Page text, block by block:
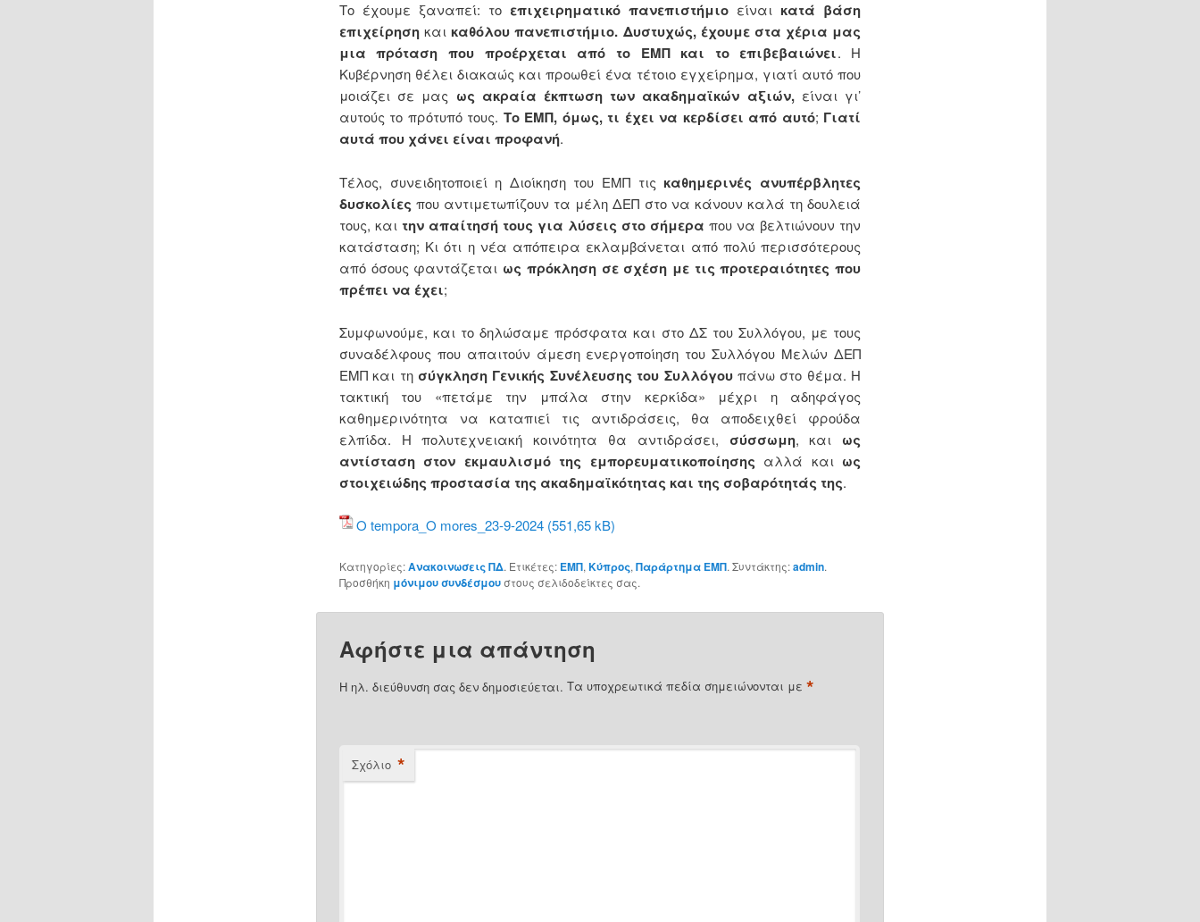
Το έχουμε ξαναπεί: το επιχειρηματικό πανεπιστήμιο είναικατά βάση
επιχείρησηκαικαθόλου πανεπιστήμιο. Δυστυχώς, έχουμε στα χέρια μας
μια πρόταση που προέρχεται από το ΕΜΠ και το επιβεβαιώνει. Η
Κυβέρνηση θέλει διακαώς και προωθεί ένα τέτοιο εγχείρημα, γιατί αυτό που
μοιάζει σε μας ως ακραία έκπτωση των ακαδημαϊκών αξιών, είναι γι’
αυτούς το πρότυπό τους. Το ΕΜΠ, όμως, τι έχει να κερδίσει από αυτό; Γιατί
αυτά που χάνει είναι προφανή.
Τέλος, συνειδητοποιεί η Διοίκηση του ΕΜΠ τιςκαθημερινές ανυπέρβλητες
δυσκολίες που αντιμετωπίζουν τα μέλη ΔΕΠ στο να κάνουν καλά τη δουλειά
τους, και την απαίτησή τους για λύσεις στο σήμεραπου να βελτιώνουν την
κατάσταση; Κι ότι η νέα απόπειρα εκλαμβάνεται από πολύ περισσότερους
από όσους φαντάζεται ως πρόκληση σε σχέση με τις προτεραιότητες που
πρέπει να έχει;
Συμφωνούμε, και το δηλώσαμε πρόσφατα και στο ΔΣ του Συλλόγου, με τους
συναδέλφους που απαιτούν άμεση ενεργοποίηση του Συλλόγου Μελών ΔΕΠ
ΕΜΠ και τη σύγκληση Γενικής Συνέλευσης του Συλλόγου πάνω στο θέμα. Η
τακτική του «πετάμε την μπάλα στην κερκίδα» μέχρι η αδηφάγος
καθημερινότητα να καταπιεί τις αντιδράσεις, θα αποδειχθεί φρούδα
ελπίδα. Η πολυτεχνειακή κοινότητα θα αντιδράσει, σύσσωμη, και ως
αντίσταση στον εκμαυλισμό της εμπορευματικοποίησης αλλά και ως
στοιχειώδης προστασία της ακαδημαϊκότητας και της σοβαρότητάς της.
O tempora_O mores_23-9-2024
Κατηγορίες:Ανακοινωσεις ΠΔ. Ετικέτες: ΕΜΠ, Κύπρος, Παράρτημα ΕΜΠ. Συντάκτης:admin.
Προσθήκη μόνιμου συνδέσμουστους σελιδοδείκτες σας.
Αφήστε μια απάντηση
Η ηλ. διεύθυνση σας δεν δημοσιεύεται. Τα υποχρεωτικά πεδία σημειώνονται με *
Σχόλιο *